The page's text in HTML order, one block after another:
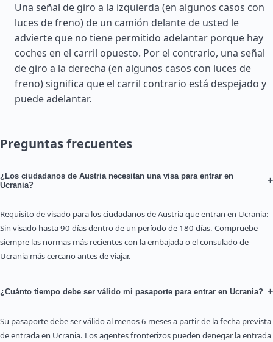
Una señal de giro a la izquierda (en algunos casos con
luces de freno) de un camión delante de usted le
advierte que no tiene permitido adelantar porque hay
coches en el carril opuesto. Por el contrario, una señal
de giro a la derecha (en algunos casos con luces de
freno) significa que el carril contrario está despejado y
puede adelantar.
Preguntas frecuentes
¿Los ciudadanos de Austria necesitan una visa para entrar en
Ucrania?
+
Requisito de visado para los ciudadanos de Austria que entran en Ucrania:
Sin visado hasta 90 días dentro de un período de 180 días. Compruebe
siempre las normas más recientes con la embajada o el consulado de
Ucrania más cercano antes de viajar.
¿Cuánto tiempo debe ser válido mi pasaporte para entrar en Ucrania? +
Su pasaporte debe ser válido al menos 6 meses a partir de la fecha prevista
de entrada en Ucrania. Los agentes fronterizos pueden denegar la entrada